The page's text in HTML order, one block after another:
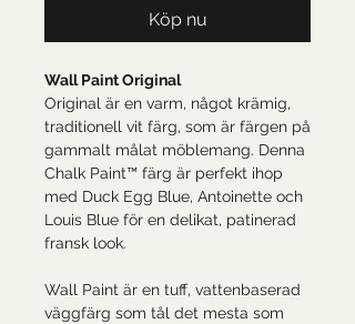
Köp nu
Wall Paint Original
Original är en varm, något krämig,
traditionell vit färg, som är färgen på
gammalt målat möblemang. Denna
Chalk Paint™ färg är perfekt ihop
med Duck Egg Blue, Antoinette och
Louis Blue för en delikat, patinerad
fransk look.
Wall Paint är en tuff, vattenbaserad
väggfärg som tål det mesta som